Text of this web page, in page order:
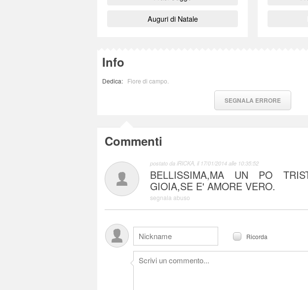
Auguri di Natale
Info
Dedica: Fiore di campo.
SEGNALA ERRORE
Commenti
postato daiRICKA , il 17/01/2014 alle 10:35:52
BELLISSIMA,MA UN PO
GIOIA,SE E' AMORE VERO.
segnala abuso
Ricorda